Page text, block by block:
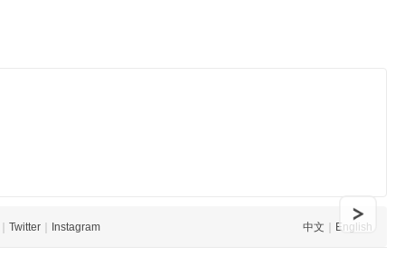
Twitter Instagram 中文 English